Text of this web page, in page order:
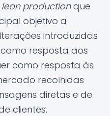
lean productionque
objetivo a
introduzidas
resposta aos
como resposta às
recolhidas
diretas e de
clientes.